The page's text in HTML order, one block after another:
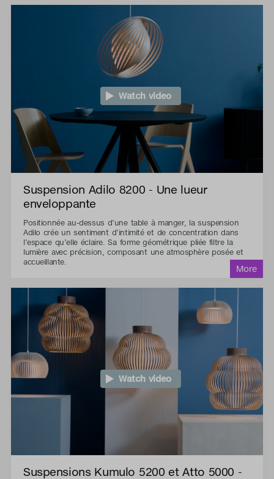
Watch video
Suspension Adilo 8200 - Une lueur
enveloppante
Positionnée au-dessus d’une table à manger, la suspension
Adilo crée un sentiment d’intimité et de concentration dans
l’espace qu’elle éclaire. Sa forme géométrique pliée filtre la
lumière avec précision, composant une atmosphère posée et
accueillante.
Watch video
Suspensions Kumulo 5200 et Atto 5000 -